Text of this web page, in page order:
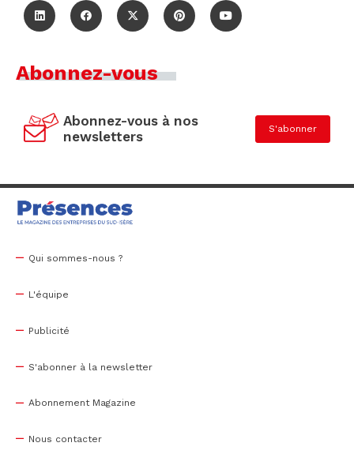
Abonnez-vous
Abonnez-vous à nos
newsletters
S'abonner
Qui sommes-nous ?
L'équipe
Publicité
S'abonner à la newsletter
Abonnement Magazine
Nous contacter